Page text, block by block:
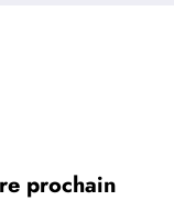
prochain